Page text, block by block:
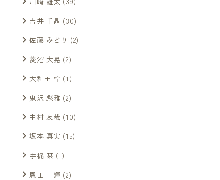
吉井 千晶 (30)
佐藤 みどり (2)
菱沼 大晃 (2)
大和田 怜 (1)
鬼沢 彪雅 (2)
中村 友哉 (10)
坂本 真実 (15)
宇梶 栞 (1)
恩田 一輝 (2)